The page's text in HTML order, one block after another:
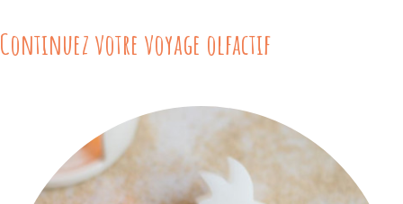
Continuez votre voyage olfactif